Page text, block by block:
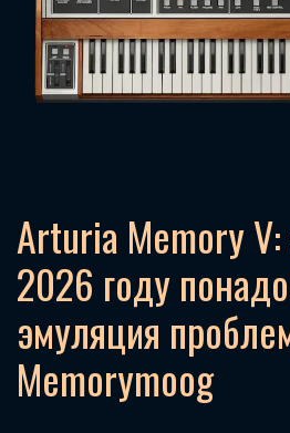
Arturia Memory
2026 году
эмуляция
Memorymoog